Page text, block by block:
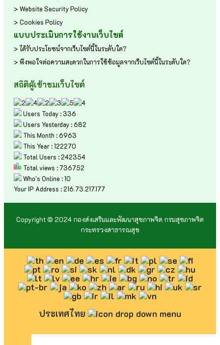
> Website Security Policy
> Cookies Policy
แบบประเมินการใช้งานเว็บไซต์
> ได้รับประโยชน์จากเว็บไซต์นี้ในระดับใด?
> พึงพอใจต่อความสะดวกในการใช้ข้อมูลจากเว็บไซต์นี้ในระดับใด?
สถิติผู้เข้าชมเว็บไซต์
Users Today : 336
Users Yesterday : 682
This Month : 6963
This Year : 122270
Total Users : 242354
Total views : 736752
Who's Online : 10
Your IP Address : 216.73.217.177
Copyright © 2024 กองส่งเสริมและพัฒนาสุขภาพจิต กรมสุขภาพจิต
กระทรวงสาธารณสุข
ประเทศไทย